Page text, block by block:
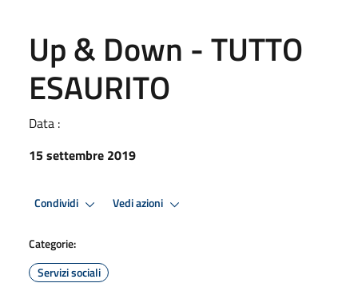
Up & Down - TUTTO
ESAURITO
Data :
15 settembre 2019
Condividi Vedi azioni
Categorie:
Servizi sociali